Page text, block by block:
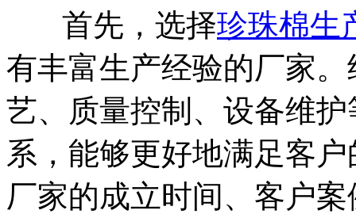
首先，选择珍珠棉生
有丰富生产经验的厂家
艺、质量控制、设备维
系，能够更好地满足客
厂家的成立时间、客户